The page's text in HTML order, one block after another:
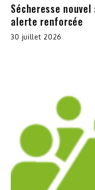
Sécheresse
alerte renforcée
30 juillet 2026